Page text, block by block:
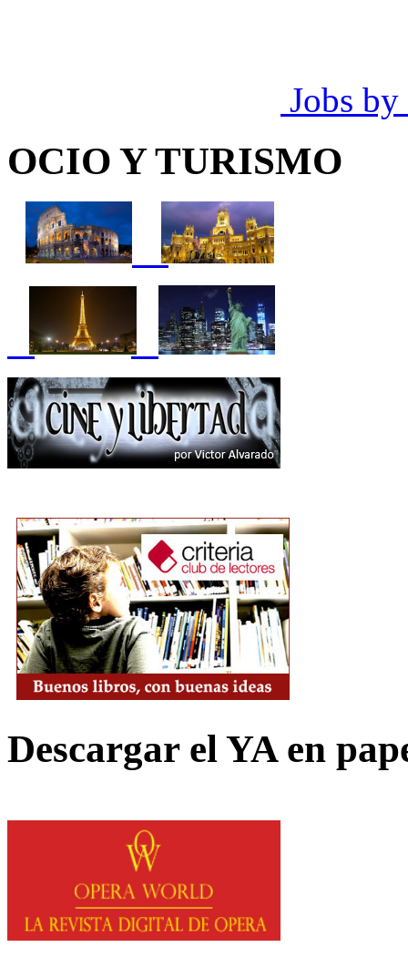
Jobs by
OCIO Y TURISMO
Descargar el YA en